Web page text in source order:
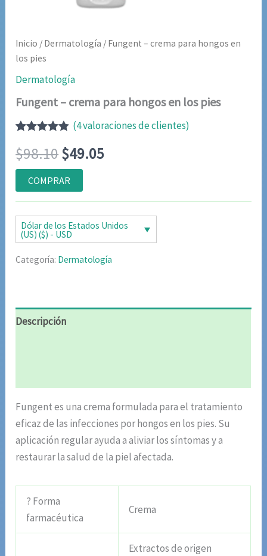
Inicio / Dermatología / Fungent – crema para hongos en
los pies
Dermatología
Fungent – crema para hongos en los pies
con4.75de
5 en base
a
valoraciones
de clientes
(4valoraciones de clientes)
$98.10El
precio
original
era:
$98.10.
$49.05El
actual
es:
$49.05.
COMPRAR
Dólar de los Estados Unidos
(US) ($) - USD
Categoría: Dermatología
Descripción
Fungent es una crema formulada para el tratamiento
eficaz de las infecciones por hongos en los pies. Su
aplicación regular ayuda a aliviar los síntomas y a
restaurar la salud de la piel afectada.
? Forma
farmacéutica
Crema
Extractos de origen